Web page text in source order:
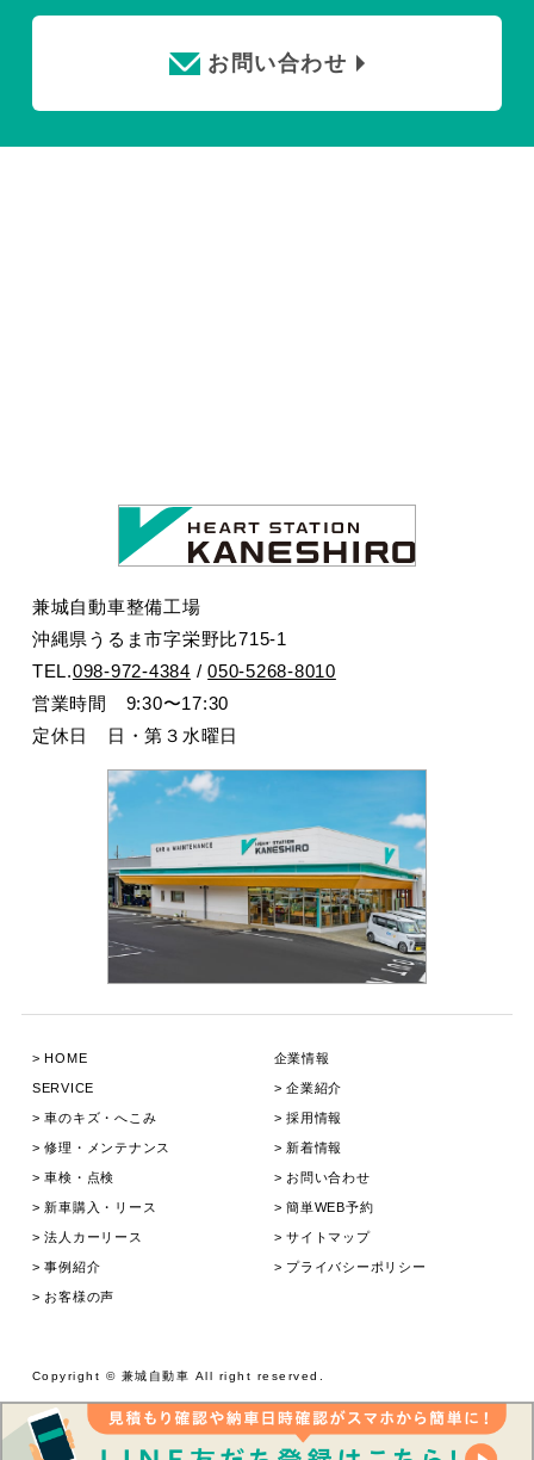
お問い合わせ
兼城自動車整備工場
沖縄県うるま市字栄野比715-1
TEL.098-972-4384 /050-5268-8010
営業時間 9:30〜17:30
定休日 日・第３水曜日
HOME
SERVICE
⾞のキズ・へこみ
修理・メンテナンス
⾞検・点検
新⾞購⼊・リース
法人カーリース
事例紹介
お客様の声
企業情報
企業紹介
採用情報
新着情報
お問い合わせ
簡単WEB予約
サイトマップ
プライバシーポリシー
お電話で問い合わせ
Copyright © 兼城⾃動⾞ All right reserved.